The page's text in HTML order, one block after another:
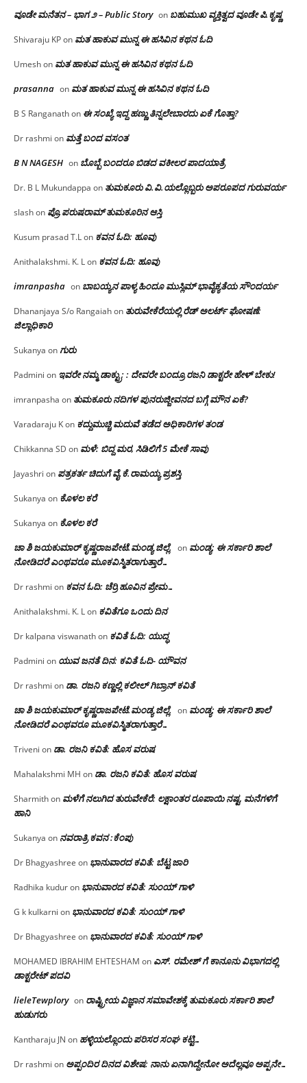
ವೂಡೇ ಮನೆತನ – ಭಾಗ ೨ – Public Story on ಬಹುಮುಖ ವ್ಯಕ್ತಿತ್ವದ ವೂಡೇ ಪಿ.ಕೃಷ್ಣ
Shivaraju KPon ಮತ ಹಾಕುವ ಮುನ್ನ ಈ ಹಸಿವಿನ ಕಥನ ಓದಿ
Umeshon ಮತ ಹಾಕುವ ಮುನ್ನ ಈ ಹಸಿವಿನ ಕಥನ ಓದಿ
prasanna on ಮತ ಹಾಕುವ ಮುನ್ನ ಈ ಹಸಿವಿನ ಕಥನ ಓದಿ
B S Ranganathon ಈ ಸಂಖ್ಯೆ ಇದ್ದ ಹಣ್ಣು ತಿನ್ನಲೇಬಾರದು ಏಕೆ ಗೊತ್ತಾ?
Dr rashmi on ಮತ್ತೆ ಬಂದ ವಸಂತ
B N NAGESH on ಬೊಬ್ಬೆ ಬಂದರೂ ಬಿಡದ ವಕೀಲರ ಪಾದಯಾತ್ರೆ
Dr. B L Mukundappa on ತುಮಕೂರು‌ ವಿ.ವಿ.ಯಲ್ಲೊಬ್ಬರು ಅಪರೂಪದ ಗುರುವರ್ಯ
slashon ಪ್ರೊ.ಪರುಷರಾಮ್ ತುಮಕೂರಿನ ಆಸ್ತಿ
Kusum prasad T.Lon ಕವನ ಓದಿ: ಹೂವು
Anithalakshmi. K. Lon ಕವನ ಓದಿ: ಹೂವು
imranpasha on ಬಾಬಯ್ಯನ ಪಾಳ್ಯ ಹಿಂದೂ ಮುಸ್ಲಿಮ್ ಭಾವೈಕ್ಯತೆಯ ಸೌಂದರ್ಯ
Dhananjaya S/o Rangaiahon ತುರುವೇಕೆರೆಯಲ್ಲಿ ರೆಡ್ ಅಲರ್ಟ್ ಘೋಷಣೆ:
ಜಿಲ್ಲಾಧಿಕಾರಿ
Sukanya onಗುರು
Padmini on ಇವರೇ ನಮ್ಮ ಡಾಕ್ಟ್ರು; : ದೇವರೇ ಬಂದ್ರೂ ರಜನಿ ಡಾಕ್ಟರೇ ಹೇಳ್ ಬೇಕು!
imranpasha on ತುಮಕೂರು ನದಿಗಳ ಪುನರುಜ್ಜೀವನದ ಬಗ್ಗೆ ಮೌನ ಏಕೆ?
Varadaraju Kon ಕದ್ದುಮುಚ್ಚಿ ಮದುವೆ ತಡೆದ ಅಧಿಕಾರಿಗಳ ತಂಡ
Chikkanna SD on ಮಳೆ: ಬಿದ್ದ ಮರ, ಸಿಡಿಲಿಗೆ 5 ಮೇಕೆ ಸಾವು
Jayashri on ಪತ್ರಕರ್ತ ಚಿದುಗೆ ವೈ.ಕೆ.ರಾಮಯ್ಯ ಪ್ರಶಸ್ತಿ
Sukanya on ಕೊಳಲ ಕರೆ
Sukanya on ಕೊಳಲ ಕರೆ
ಚಾ ಶಿ ಜಯಕುಮಾರ್ ಕೃಷ್ಣರಾಜಪೇಟೆ.ಮಂಡ್ಯ ಜಿಲ್ಲೆ. on ಮಂಡ್ಯ: ಈ ಸರ್ಕಾರಿ ಶಾಲೆ
ನೋಡಿದರೆ ಎಂಥವರೂ ಮೂಕವಿಸ್ಮಿತರಾಗುತ್ತಾರೆ…
Dr rashmi on ಕವನ ಓದಿ: ಚೆರ್ರಿ ಹೂವಿನ ಪ್ರೇಮ…
Anithalakshmi. K. Lon ಕವಿತೆಗೂ ಒಂದು ದಿನ
Dr kalpana viswanathon ಕವಿತೆ ಓದಿ: ಯುದ್ಧ
Padmini on ಯುವ ಜನತೆ ದಿನ: ಕವಿತೆ ಓದಿ- ಯೌವನ
Dr rashmi on ಡಾ. ರಜನಿ‌ ಕಣ್ಣಲ್ಲಿ ಕಲೀಲ್ ಗಿಬ್ರಾನ್ ಕವಿತೆ
ಚಾ ಶಿ ಜಯಕುಮಾರ್ ಕೃಷ್ಣರಾಜಪೇಟೆ.ಮಂಡ್ಯ ಜಿಲ್ಲೆ. on ಮಂಡ್ಯ: ಈ ಸರ್ಕಾರಿ ಶಾಲೆ
ನೋಡಿದರೆ ಎಂಥವರೂ ಮೂಕವಿಸ್ಮಿತರಾಗುತ್ತಾರೆ…
Triveni on ಡಾ. ರಜನಿ ಕವಿತೆ: ಹೊಸ ವರುಷ
Mahalakshmi MH on ಡಾ. ರಜನಿ ಕವಿತೆ: ಹೊಸ ವರುಷ
Sharmithon ಮಳೆಗೆ ನಲುಗಿದ ತುರುವೇಕೆರೆ: ಲಕ್ಷಾಂತರ ರೂಪಾಯಿ ನಷ್ಟ, ಮನೆಗಳಿಗೆ
ಹಾನಿ
Sukanya on ನವರಾತ್ರಿ ಕವನ :ಕೆಂಪು
Dr Bhagyashree on ಭಾನುವಾರದ ಕವಿತೆ: ಬೆಟ್ಟ ಜಾರಿ
Radhika kuduron ಭಾನುವಾರದ ಕವಿತೆ: ಸುಂಯ್ ಗಾಳಿ
G k kulkarni on ಭಾನುವಾರದ ಕವಿತೆ: ಸುಂಯ್ ಗಾಳಿ
Dr Bhagyashree on ಭಾನುವಾರದ ಕವಿತೆ: ಸುಂಯ್ ಗಾಳಿ
MOHAMED IBRAHIM EHTESHAM on ಎಸ್. ರಮೇಶ್ ಗೆ ಕಾನೂನು ವಿಭಾಗದಲ್ಲಿ
ಡಾಕ್ಟರೇಟ್ ಪದವಿ
lieleTewplory on ರಾಷ್ಟ್ರೀಯ ವಿಜ್ಞಾನ ಸಮಾವೇಶಕ್ಕೆ‌ ತುಮಕೂರು ಸರ್ಕಾರಿ ಶಾಲೆ
ಹುಡುಗರು
Kantharaju JN on ಹಳ್ಳಿಯಲ್ಲೊಂದು ಪರಿಸರ ಸಂಘ ಕಟ್ಟಿ…
Dr rashmi on ಅಪ್ಪಂದಿರ ದಿನದ ವಿಶೇಷ: ನಾನು ಏನಾಗಿದ್ದೇನೋ‌ ಅದೆಲ್ಲವೂ ಅಪ್ಪನೇ…